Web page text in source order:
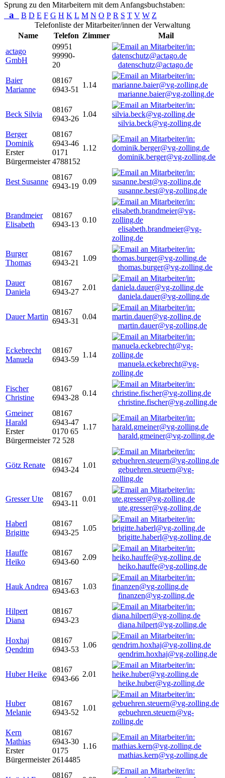
Sprung zu den Mitarbeitern mit dem Anfangsbuchstaben:
a B D E F G H K L M N O P R S T V W Z
Telefonliste der Mitarbeiter/innen der Verwaltung
Name
Telefon Zimmer
Mail
actago
GmbH
09951
99990-
20
datenschutz@actago.de
Baier
Marianne
08167
6943-51
1.14
marianne.baier@vg-zolling.de
Beck Silvia
08167
6943-26
1.04
silvia.beck@vg-zolling.de
Berger
Dominik
Erster
Bürgermeister
08167
6943-46
0171
4788152
1.12
dominik.berger@vg-zolling.de
Best Susanne
08167
6943-19
0.09
susanne.best@vg-zolling.de
Brandmeier
Elisabeth
08167
6943-13
0.10
elisabeth.brandmeier@vg-
zolling.de
Burger
Thomas
08167
6943-21
1.09
thomas.burger@vg-zolling.de
Dauer
Daniela
08167
6943-27
2.01
daniela.dauer@vg-zolling.de
Dauer Martin
08167
6943-31
0.04
martin.dauer@vg-zolling.de
Eckebrecht
Manuela
08167
6943-59
1.14
manuela.eckebrecht@vg-
zolling.de
Fischer
Christine
08167
6943-28
0.14
christine.fischer@vg-zolling.de
Gmeiner
Harald
Erster
Bürgermeister
08167
6943-47
0170 65
72 528
1.17
harald.gmeiner@vg-zolling.de
Götz Renate
08167
6943-24
1.01
gebuehren.steuern@vg-
zolling.de
Gresser Ute
08167
6943-11
0.01
ute.gresser@vg-zolling.de
Haberl
Brigitte
08167
6943-25
1.05
brigitte.haberl@vg-zolling.de
Hauffe
Heiko
08167
6943-60
2.09
heiko.hauffe@vg-zolling.de
Hauk Andrea
08167
6943-63
1.03
finanzen@vg-zolling.de
Hilpert
Diana
08167
6943-23
diana.hilpert@vg-zolling.de
Hoxhaj
Qendrim
08167
6943-53
1.06
qendrim.hoxhaj@vg-zolling.de
Huber Heike
08167
6943-66
2.01
heike.huber@vg-zolling.de
Huber
Melanie
08167
6943-52
1.01
gebuehren.steuern@vg-
zolling.de
Kern
Mathias
Erster
Bürgermeister
08167
6943-30
0175
2614485
1.16
mathias.kern@vg-zolling.de
08167